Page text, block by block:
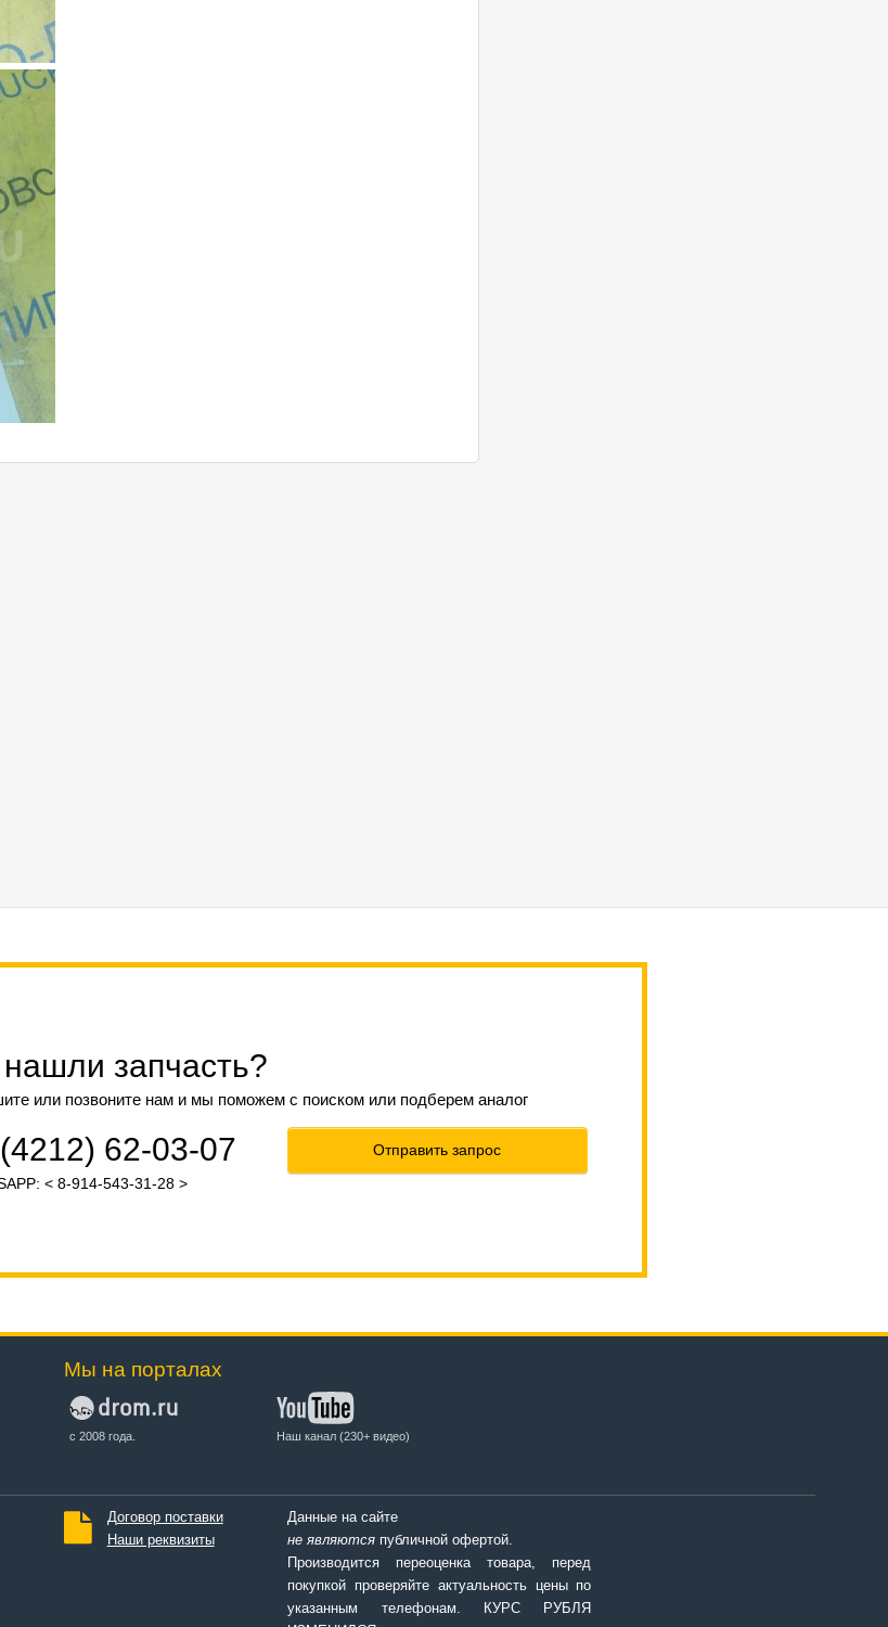
запчасть?
или позвоните нам и мы поможем с поиском или подберем аналог
62-03-07
< 8-914-543-31-28 >
Отправить запрос
Мы на порталах
с 2008 года. Наш канал (230+ видео)
Договор поставки
Наши реквизиты
Данные на сайте
не являются публичной офертой.
Производится переоценка товара, перед
покупкой проверяйте актуальность цены по
указанным телефонам. КУРС РУБЛЯ